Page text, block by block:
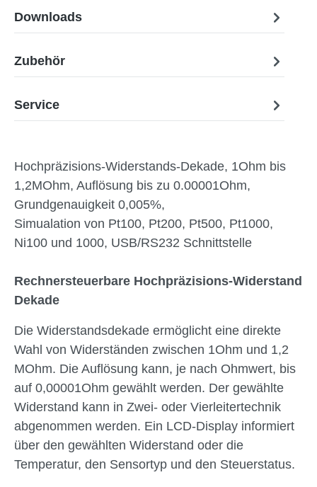
Downloads
Zubehör
Service
Hochpräzisions-Widerstands-Dekade, 1Ohm bis
1,2MOhm, Auflösung bis zu 0.00001Ohm,
Grundgenauigkeit 0,005%,
Simualation von Pt100, Pt200, Pt500, Pt1000,
Ni100 und 1000, USB/RS232 Schnittstelle
Rechnersteuerbare Hochpräzisions-Widerstand
Dekade
Die Widerstandsdekade ermöglicht eine direkte
Wahl von Widerständen zwischen 1Ohm und 1,2
MOhm. Die Auflösung kann, je nach Ohmwert, bis
auf 0,00001Ohm gewählt werden. Der gewählte
Widerstand kann in Zwei- oder Vierleitertechnik
abgenommen werden. Ein LCD-Display informiert
über den gewählten Widerstand oder die
Temperatur, den Sensortyp und den Steuerstatus.